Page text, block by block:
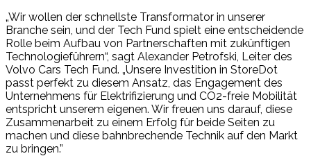
„Wir wollen der schnellste Transformator in unserer
Branche sein, und der Tech Fund spielt eine entscheidende
Rolle beim Aufbau von Partnerschaften mit zukünftigen
Technologieführern“, sagt Alexander Petrofski, Leiter des
Volvo Cars Tech Fund. „Unsere Investition in StoreDot
passt perfekt zu diesem Ansatz, das Engagement des
Unternehmens für Elektrifizierung und CO2-freie Mobilität
entspricht unserem eigenen. Wir freuen uns darauf, diese
Zusammenarbeit zu einem Erfolg für beide Seiten zu
machen und diese bahnbrechende Technik auf den Markt
zu bringen.”